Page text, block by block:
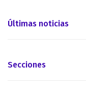
Últimas noticias
Secciones